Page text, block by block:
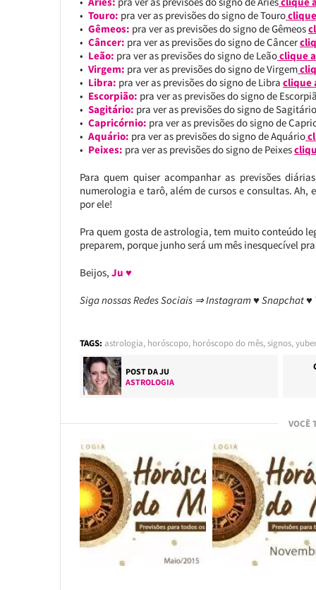
Touro: pra ver as previsões do signo de Touro
Gêmeos: pra ver as previsões do signo de Gêmeos
Câncer: pra ver as previsões do signo de Câncer
Leão: pra ver as previsões do signo de Leãoclique
Virgem: pra ver as previsões do signo de Virgem
Libra: pra ver as previsões do signo de Libra clique
Escorpião: pra ver as previsões do signo de
Sagitário: pra ver as previsões do signo de
Capricórnio: pra ver as previsões do signo de
Aquário: pra ver as previsões do signo de Aquário
Peixes: pra ver as previsões do signo de Peixes
Para quem quiser acompanhar as previsões
numerologia e tarô, além de cursos e consultas.
por ele!
Pra quem gosta de astrologia, tem muito conteúdo
preparem, porque junho será um mês inesquecível
Beijos, Ju ♥
Siga nossas Redes Sociais ⇒ Instagram ♥
TAGS: astrologia, horóscopo, horóscopo do mês,signos,
POST DAJU
ASTROLOGIA
VOCÊ